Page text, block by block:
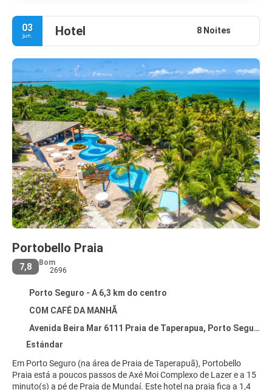
03
jun. Hotel 8 Noites
Portobello Praia
7,8
Bom
2696
Porto Seguro - A 6,3 km do centro
COM CAFÉ DA MANHÃ
Avenida Beira Mar 6111 Praia de Taperapua, Porto Seguro 45810-000
Estándar
Em Porto Seguro (na área de Praia de Taperapuã), Portobello
Praia está a poucos passos de Axé Moi Complexo de Lazer e a 15
minuto(s) a pé de Praia de Mundaí. Este hotel na praia fica a 1,4